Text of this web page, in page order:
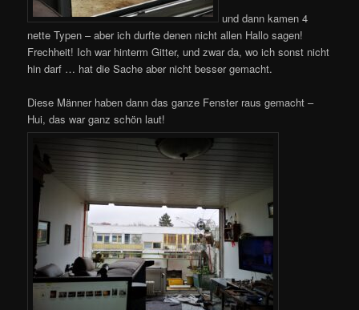
und dann kamen 4
nette Typen – aber ich durfte denen nicht allen Hallo sagen!
Frechheit! Ich war hinterm Gitter, und zwar da, wo ich sonst nicht
hin darf … hat die Sache aber nicht besser gemacht.
Diese Männer haben dann das ganze Fenster raus gemacht –
Hui, das war ganz schön laut!